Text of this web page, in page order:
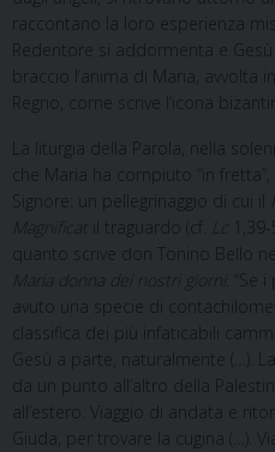
raccontano la loro esperienza
Redentore si addormenta e
braccio l’anima di Maria, avvolta
Regno, come scrive l’icona
La liturgia della Parola, nella
che Maria ha compiuto “in
Signore: un pellegrinaggio di cui il
Magnificat
il traguardo (cf.
quanto scrive don Tonino Bello
Maria donna dei nostri giorni
.
avuto una specie di
classifica dei più infaticabili
Gesù a parte, naturalmente (…).
da un punto all’altro della
all’estero. Viaggio di andata e
Giuda, per trovare la cugina (…).